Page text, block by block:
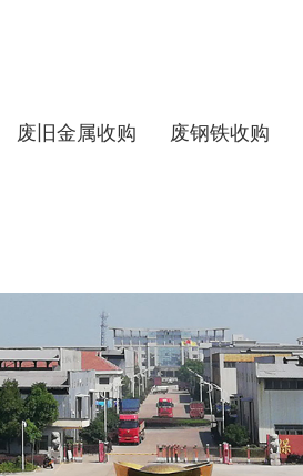
废旧金属收购 废钢铁收购